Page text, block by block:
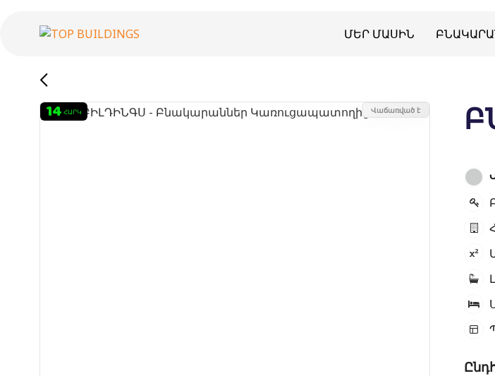
ՄԵՐ ՄԱՍԻՆ
Վաճառված է
14 ՀԱՐԿ